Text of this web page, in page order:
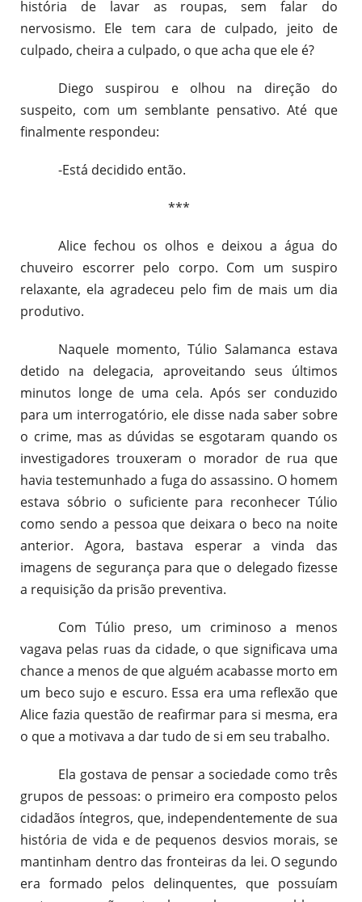
história de lavar as roupas, sem falar do
nervosismo. Ele tem cara de culpado, jeito de
culpado, cheira a culpado, o que acha que ele é?
Diego suspirou e olhou na direção do
suspeito, com um semblante pensativo. Até que
finalmente respondeu:
-Está decidido então.
***
Alice fechou os olhos e deixou a água do
chuveiro escorrer pelo corpo. Com um suspiro
relaxante, ela agradeceu pelo fim de mais um dia
produtivo.
Naquele momento, Túlio Salamanca estava
detido na delegacia, aproveitando seus últimos
minutos longe de uma cela. Após ser conduzido
para um interrogatório, ele disse nada saber sobre
o crime, mas as dúvidas se esgotaram quando os
investigadores trouxeram o morador de rua que
havia testemunhado a fuga do assassino. O homem
estava sóbrio o suficiente para reconhecer Túlio
como sendo a pessoa que deixara o beco na noite
anterior. Agora, bastava esperar a vinda das
imagens de segurança para que o delegado fizesse
a requisição da prisão preventiva.
Com Túlio preso, um criminoso a menos
vagava pelas ruas da cidade, o que significava uma
chance a menos de que alguém acabasse morto em
um beco sujo e escuro. Essa era uma reflexão que
Alice fazia questão de reafirmar para si mesma, era
o que a motivava a dar tudo de si em seu trabalho.
Ela gostava de pensar a sociedade como três
grupos de pessoas: o primeiro era composto pelos
cidadãos íntegros, que, independentemente de sua
história de vida e de pequenos desvios morais, se
mantinham dentro das fronteiras da lei. O segundo
era formado pelos delinquentes, que possuíam